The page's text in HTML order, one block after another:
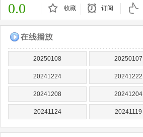
0.0 收藏 订阅
20250108 20250107
20241224 20241222
20241208 20241204
20241124 20241119